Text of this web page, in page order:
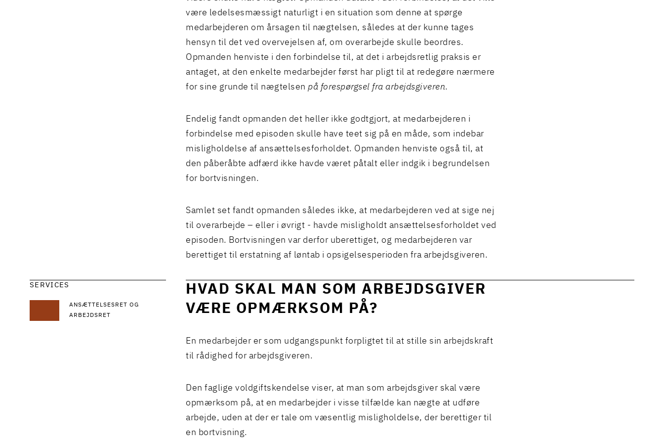
være ledelsesmæssigt naturligt i en situation som denne at spørge
medarbejderen om årsagen til nægtelsen, således at der kunne tages
hensyn til det ved overvejelsen af, om overarbejde skulle beordres.
Opmanden henviste i den forbindelse til, at det i arbejdsretlig praksis er
antaget, at den enkelte medarbejder først har pligt til at redegøre nærmere
for sine grunde til nægtelsen på forespørgsel fra arbejdsgiveren.
Endelig fandt opmanden det heller ikke godtgjort, at medarbejderen i
forbindelse med episoden skulle have teet sig på en måde, som indebar
misligholdelse af ansættelsesforholdet. Opmanden henviste også til, at
den påberåbte adfærd ikke havde været påtalt eller indgik i begrundelsen
for bortvisningen.
Samlet set fandt opmanden således ikke, at medarbejderen ved at sige nej
til overarbejde – eller i øvrigt - havde misligholdt ansættelsesforholdet ved
episoden. Bortvisningen var derfor uberettiget, og medarbejderen var
berettiget til erstatning af løntab i opsigelsesperioden fra arbejdsgiveren.
SERVICES
ANSÆTTELSESRET OG
ARBEJDSRET
HVAD SKAL MAN SOM ARBEJDSGIVER
VÆRE OPMÆRKSOM PÅ?
En medarbejder er som udgangspunkt forpligtet til at stille sin arbejdskraft
til rådighed for arbejdsgiveren.
Den faglige voldgiftskendelse viser, at man som arbejdsgiver skal være
opmærksom på, at en medarbejder i visse tilfælde kan nægte at udføre
arbejde, uden at der er tale om væsentlig misligholdelse, der berettiger til
en bortvisning.